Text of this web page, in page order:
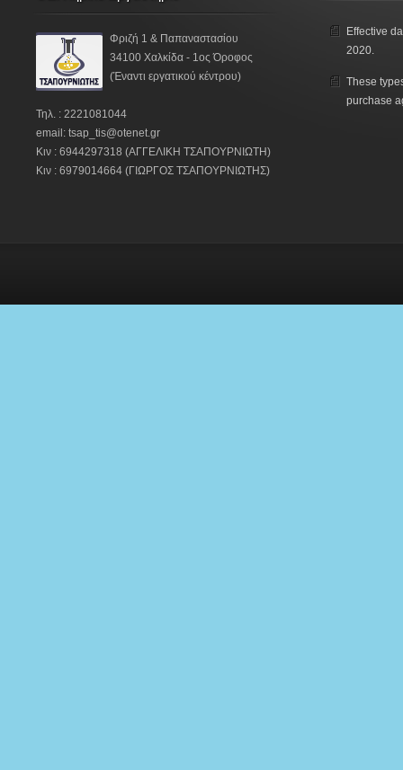
Φριζή 1 & Παπαναστασίου
34100 Χαλκίδα - 1ος Όροφος
(Έναντι εργατικού κέντρου)
Τηλ. : 2221081044
email: tsap_tis@otenet.gr
Κιν : 6944297318 (ΑΓΓΕΛΙΚΗ ΤΣΑΠΟΥΡΝΙΩΤΗ)
Κιν : 6979014664 (ΓΙΩΡΓΟΣ ΤΣΑΠΟΥΡΝΙΩΤΗΣ)
Effective
2020.
These
purchase